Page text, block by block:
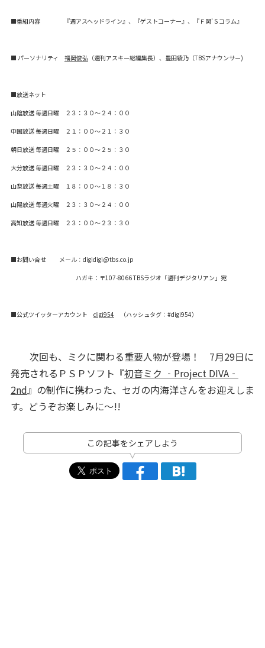
■番組内容 『週アスヘッドライン』、『ゲストコーナー』、『Ｆ岡’Ｓコラム』
■ パーソナリティ 福岡俊弘（週刊アスキー総編集長）、豊田綾乃（TBSアナウンサー)
■放送ネット
山陰放送 毎週日曜 ２３：３０～２４：００
中国放送 毎週日曜 ２１：００～２１：３０
朝日放送 毎週日曜 ２５：００～２５：３０
大分放送 毎週日曜 ２３：３０～２４：００
山梨放送 毎週土曜 １８：００～１８：３０
山陽放送 毎週火曜 ２３：３０～２４：００
高知放送 毎週日曜 ２３：００～２３：３０
■お問い合せ メール：digidigi@tbs.co.jp
ハガキ：〒107-8066 TBSラジオ「週刊デジタリアン」宛
■公式ツイッターアカウント digi954 （ハッシュタグ：#digi954）
次回も、ミクに関わる重要人物が登場！ 7月29日に
発売されるＰＳＰソフト『初音ミク ‐Project DIVA‐
2nd』の制作に携わった、セガの内海洋さんをお迎えしま
す。どうぞお楽しみに～!!
この記事をシェアしよう